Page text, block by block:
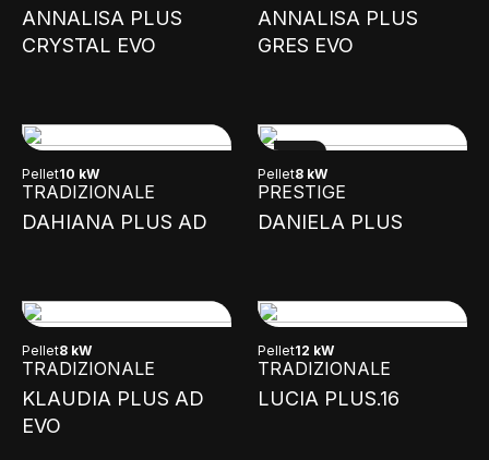
ANNALISA PLUS
CRYSTAL EVO
ANNALISA PLUS
GRES EVO
Pellet10 kW
TRADIZIONALE
DAHIANA PLUS AD
Pellet8 kW
PRESTIGE
DANIELA PLUS
Pellet8 kW
TRADIZIONALE
KLAUDIA PLUS AD
EVO
Pellet12 kW
TRADIZIONALE
LUCIA PLUS.16